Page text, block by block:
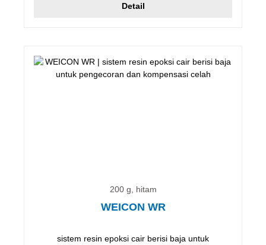
Detail
200 g, hitam
WEICON WR
sistem resin epoksi cair berisi baja untuk